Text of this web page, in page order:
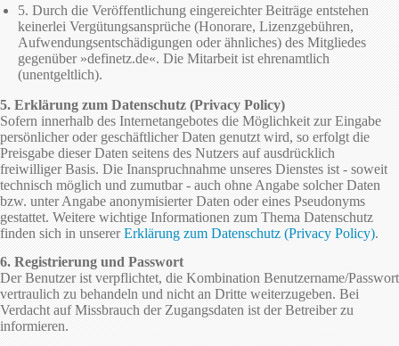
5. Durch die Veröffentlichung eingereichter Beiträge entstehen
keinerlei Vergütungsansprüche (Honorare, Lizenzgebühren,
Aufwendungsentschädigungen oder ähnliches) des Mitgliedes
gegenüber »definetz.de«. Die Mitarbeit ist ehrenamtlich
(unentgeltlich).
5. Erklärung zum Datenschutz (Privacy Policy)
Sofern innerhalb des Internetangebotes die Möglichkeit zur Eingabe
persönlicher oder geschäftlicher Daten genutzt wird, so erfolgt die
Preisgabe dieser Daten seitens des Nutzers auf ausdrücklich
freiwilliger Basis. Die Inanspruchnahme unseres Dienstes ist - soweit
technisch möglich und zumutbar - auch ohne Angabe solcher Daten
bzw. unter Angabe anonymisierter Daten oder eines Pseudonyms
gestattet. Weitere wichtige Informationen zum Thema Datenschutz
finden sich in unsererErklärung zum Datenschutz (Privacy Policy).
6. Registrierung und Passwort
Der Benutzer ist verpflichtet, die Kombination Benutzername/Passwort
vertraulich zu behandeln und nicht an Dritte weiterzugeben. Bei
Verdacht auf Missbrauch der Zugangsdaten ist der Betreiber zu
informieren.